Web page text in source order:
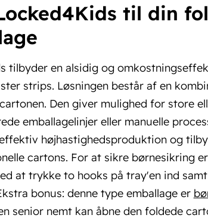
til din
tilbyder en alsidig og
strips. Løsningen består af en
Den giver mulighed for store
emballagelinjer eller manuelle
højhastighedsproduktion og
cartons. For at sikre børnesikring
at trykke to hooks på tray'en ind
bonus: denne type emballage er
senior nemt kan åbne den foldede